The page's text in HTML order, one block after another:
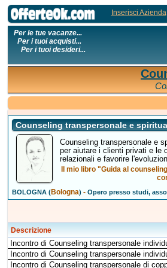
Inserisci Azienda
Per le tue vacanze...
Per i tuoi acquisti...
Per i tuoi desideri...
Counseling transpersonale e
Counseling transpersonale e
per aiutare i clienti privati e le
relazionali e favorire
Il mio libro "Guida al
BOLOGNA (Bologna) -Opero presso studi,
Descrizione
Incontro di Counseling transpersonale
Incontro di Counseling transpersonale
Incontro di Counseling transpersonale di